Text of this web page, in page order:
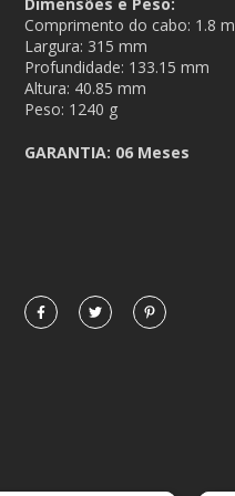
Comprimento do cabo: 1.8 m
Largura: 315 mm
Profundidade: 133.15 mm
Altura: 40.85 mm
Peso: 1240 g
GARANTIA: 06 Meses